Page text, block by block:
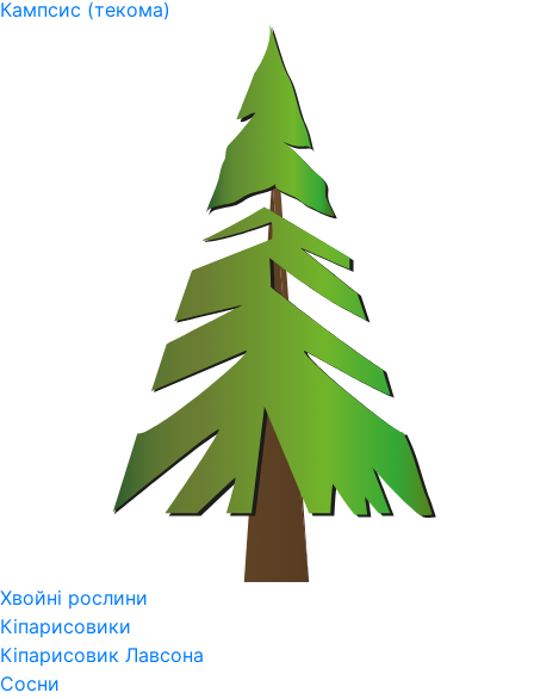
Кампсис (текома)
Хвойні рослини
Кіпарисовики
Кіпарисовик Лавсона
Сосни